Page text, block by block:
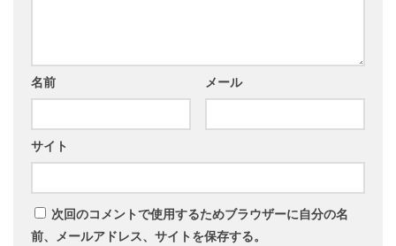
名前 メール
サイト
次回のコメントで使用するためブラウザーに自分の名
前、メールアドレス、サイトを保存する。